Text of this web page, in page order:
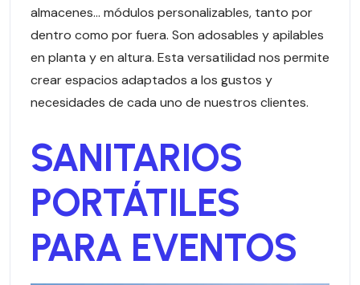
almacenes… módulos personalizables, tanto por
dentro como por fuera. Son adosables y apilables
en planta y en altura. Esta versatilidad nos permite
crear espacios adaptados a los gustos y
necesidades de cada uno de nuestros clientes.
SANITARIOS
PORTÁTILES
PARA EVENTOS